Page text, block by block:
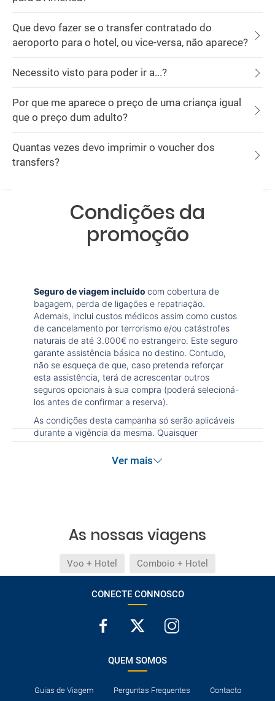
Que devo fazer se o transfer contratado do
aeroporto para o hotel, ou vice-versa, não aparece?
Necessito visto para poder ir a...?
Por que me aparece o preço de uma criança igual
que o preço dum adulto?
Quantas vezes devo imprimir o voucher dos
transfers?
Condições da
promoção
Seguro de viagem incluído com cobertura de
bagagem, perda de ligações e repatriação.
Ademais, inclui custos médicos assim como custos
de cancelamento por terrorismo e/ou catástrofes
naturais de até 3.000€ no estrangeiro. Este seguro
garante assistência básica no destino. Contudo,
não se esqueça de que, caso pretenda reforçar
esta assistência, terá de acrescentar outros
seguros opcionais à sua compra (poderá selecioná-
los antes de confirmar a reserva).
As condições desta campanha só serão aplicáveis
durante a vigência da mesma. Quaisquer
após terminada esta campanha não serão
Ver mais
As nossas viagens
Voo + Hotel Comboio + Hotel
CONECTE CONNOSCO
QUEM SOMOS
Guias de Viagem Perguntas Frequentes Contacto